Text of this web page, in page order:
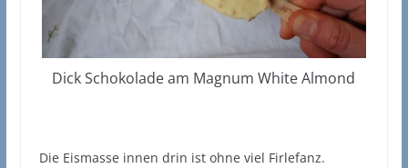
Dick Schokolade am Magnum White Almond
Die Eismasse innen drin ist ohne viel Firlefanz.